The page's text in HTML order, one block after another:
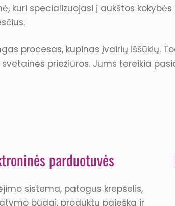
kuri specializuojasi į aukštos
procesas, kupinas įvairių iššūkių.
priežiūros. Jums tereikia
parduotuvės
sistema, patogus krepšelis,
būdai, produktų paieška ir